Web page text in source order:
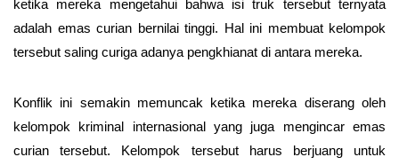
ketika mereka mengetahui bahwa isi truk tersebut ternyata
adalah emas curian bernilai tinggi. Hal ini membuat kelompok
tersebut saling curiga adanya pengkhianat di antara mereka.
Konflik ini semakin memuncak ketika mereka diserang oleh
kelompok kriminal internasional yang juga mengincar emas
curian tersebut. Kelompok tersebut harus berjuang untuk